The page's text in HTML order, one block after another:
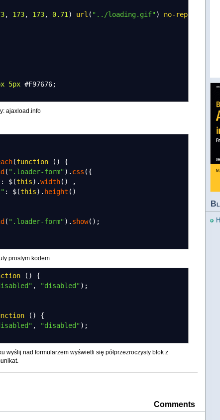
, 173, 173, 0.71 ) url ( "../loading.gif") no-repeat
5px #F97676;
ajaxload.info
(function ( )
{
( ".loader-form") . css ({
: $(this) .width( )
,
: $(this) . height ( )
( ".loader-form") . show( ) ;
prostym kodem
( )
{
, "disabled") ;
( )
{
, "disabled") ;
wyślij nad formularzem wyświetli się półprzezroczysty blok z
Comments